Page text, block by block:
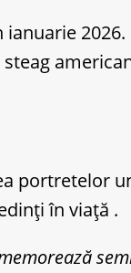
portretelor
în viață .